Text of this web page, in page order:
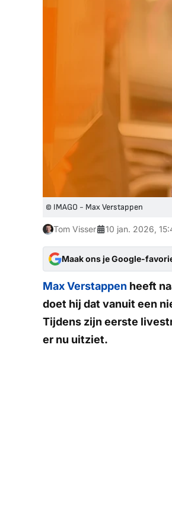
© IMAGO - Max Verstappen
Tom Visser 10 jan. 2026,
Maak ons je Google-
Max Verstappen heeft
doet hij dat vanuit een
Tijdens zijn eerste
er nu uitziet.